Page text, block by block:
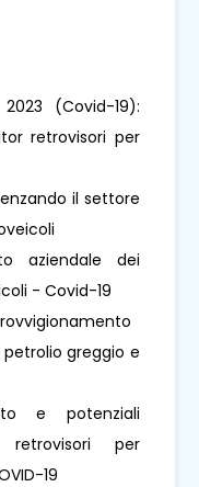
(Covid-19):
retrovisori per
il settore
aziendale dei
- Covid-19
petrolio greggio e
e potenziali
per
19